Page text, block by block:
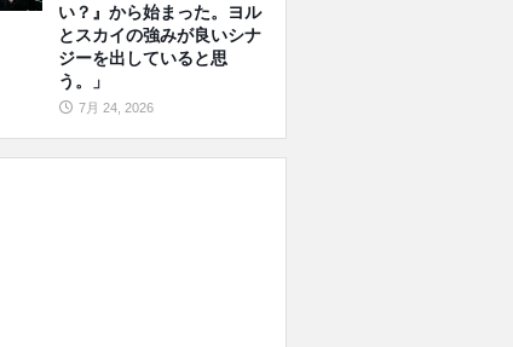
い？』から始まった。ヨル
とスカイの強みが良いシナ
ジーを出していると思
う。」
7月 24, 2026